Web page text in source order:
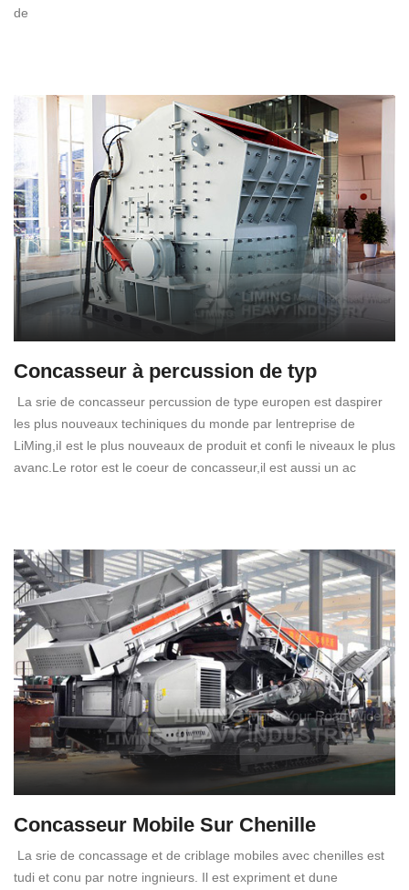
de
Concasseur à percussion de typ
La srie de concasseur percussion de type europen est daspirer
les plus nouveaux techiniques du monde par lentreprise de
LiMing,iI est le plus nouveaux de produit et confi le niveaux le plus
avanc.Le rotor est le coeur de concasseur,il est aussi un ac
Concasseur Mobile Sur Chenille
La srie de concassage et de criblage mobiles avec chenilles est
tudi et conu par notre ingnieurs. Il est expriment et dune